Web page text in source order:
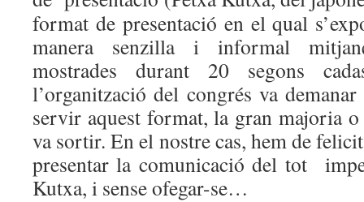
format de presentació en el qual
manera senzilla i informal
mostrades durant 20 segons
l’organització del congrés va
servir aquest format, la gran majoria
va sortir. En el nostre cas, hem de
presentar la comunicació del tot
Kutxa, i sense ofegar-se…